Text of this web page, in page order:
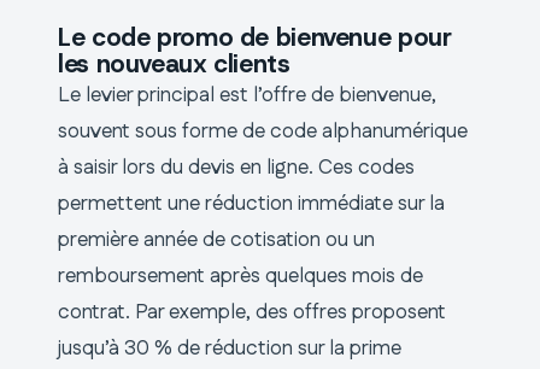
Le code promo de bienvenue pour
les nouveaux clients
Le levier principal est l’offre de bienvenue,
souvent sous forme de code alphanumérique
à saisir lors du devis en ligne. Ces codes
permettent une réduction immédiate sur la
première année de cotisation ou un
remboursement après quelques mois de
contrat. Par exemple, des offres proposent
jusqu’à 30 % de réduction sur la prime